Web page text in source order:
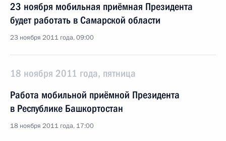
23 ноября мобильная приёмная Президента
будет работать в Самарской области
23 ноября 2011 года, 09:00
18 ноября 2011 года, пятница
Работа мобильной приёмной Президента
в Республике Башкортостан
18 ноября 2011 года, 17:00